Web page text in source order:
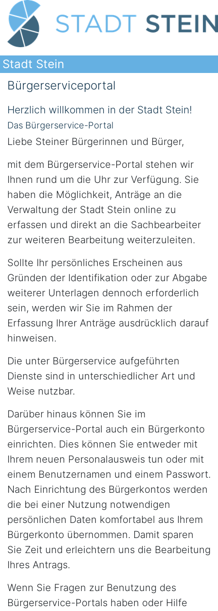
Stadt Stein
Bürgerserviceportal
Herzlich willkommen in der Stadt Stein!
Das Bürgerservice-Portal
Liebe Steiner Bürgerinnen und Bürger,
mit dem Bürgerservice-Portal stehen wir
Ihnen rund um die Uhr zur Verfügung. Sie
haben die Möglichkeit, Anträge an die
Verwaltung der Stadt Stein online zu
erfassen und direkt an die Sachbearbeiter
zur weiteren Bearbeitung weiterzuleiten.
Sollte Ihr persönliches Erscheinen aus
Gründen der Identifikation oder zur Abgabe
weiterer Unterlagen dennoch erforderlich
sein, werden wir Sie im Rahmen der
Erfassung Ihrer Anträge ausdrücklich darauf
hinweisen.
Die unter Bürgerservice aufgeführten
Dienste sind in unterschiedlicher Art und
Weise nutzbar.
Darüber hinaus können Sie im
Bürgerservice-Portal auch ein Bürgerkonto
einrichten. Dies können Sie entweder mit
Ihrem neuen Personalausweis tun oder mit
einem Benutzernamen und einem Passwort.
Nach Einrichtung des Bürgerkontos werden
die bei einer Nutzung notwendigen
persönlichen Daten komfortabel aus Ihrem
Bürgerkonto übernommen. Damit sparen
Sie Zeit und erleichtern uns die Bearbeitung
Ihres Antrags.
Wenn Sie Fragen zur Benutzung des
Bürgerservice-Portals haben oder Hilfe